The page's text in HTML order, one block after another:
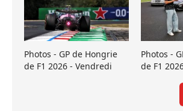
Photos - GP de Hongrie
de F1 2026 - Vendredi
Photos -
de F1